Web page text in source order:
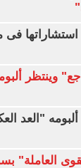
فى
وينتظر
"العد
العاملة"